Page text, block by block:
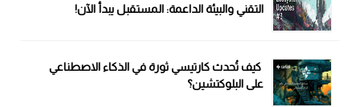
التقني والبيئة الداعمة: المستقبل يبدأ الآن!
كيف تُحدث كارتيسي ثورة في الذكاء الاصطناعي
على البلوكتشين؟